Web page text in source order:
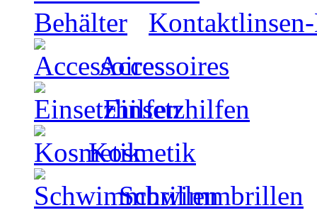
Accessoires
Einsetzhilfen
Kosmetik
Schwimmbrillen